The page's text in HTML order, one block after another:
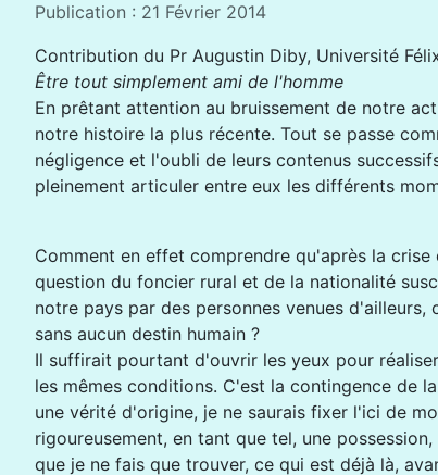
Publication : 21 Février 2014
Contribution du Pr Augustin Diby, Université
Être tout simplement ami de l'homme
En prêtant attention au bruissement de notre
notre histoire la plus récente. Tout se passe
négligence et l'oubli de leurs contenus
pleinement articuler entre eux les différents
Comment en effet comprendre qu'après la
question du foncier rural et de la nationalité
notre pays par des personnes venues
sans aucun destin humain ?
Il suffirait pourtant d'ouvrir les yeux pour
les mêmes conditions. C'est la contingence de
une vérité d'origine, je ne saurais fixer l'ici de
rigoureusement, en tant que tel, une
que je ne fais que trouver, ce qui est déjà là,